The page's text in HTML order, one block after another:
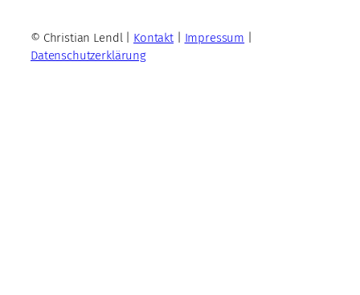
© Christian Lendl | Kontakt| Impressum
Datenschutzerklärung